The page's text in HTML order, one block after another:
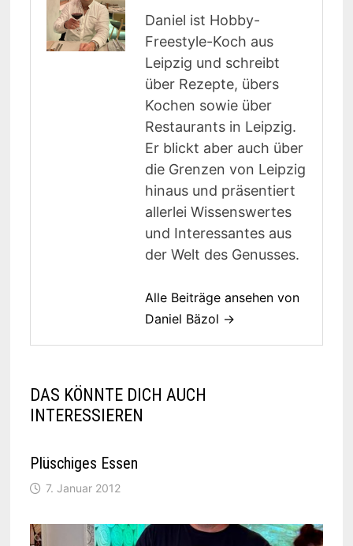
Daniel ist Hobby-
Freestyle-Koch aus
Leipzig und schreibt
über Rezepte, übers
Kochen sowie über
Restaurants in Leipzig.
Er blickt aber auch über
die Grenzen von Leipzig
hinaus und präsentiert
allerlei Wissenswertes
und Interessantes aus
der Welt des Genusses.
Alle Beiträge ansehen von
Daniel Bäzol →
DAS KÖNNTE DICH AUCH
INTERESSIEREN
Plüschiges Essen
7. Januar 2012